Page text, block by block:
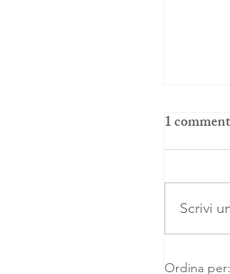
Ho
1
Scrivi
Ordina per: